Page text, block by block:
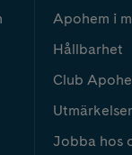
Apohem i
Hållbarhet
Club
Jobba hos